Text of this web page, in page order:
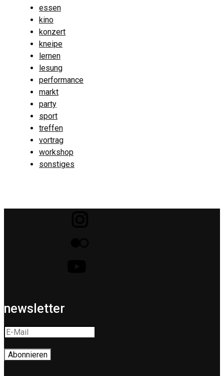
essen
kino
konzert
kneipe
lernen
lesung
performance
markt
party
sport
treffen
vortrag
workshop
sonstiges
newsletter